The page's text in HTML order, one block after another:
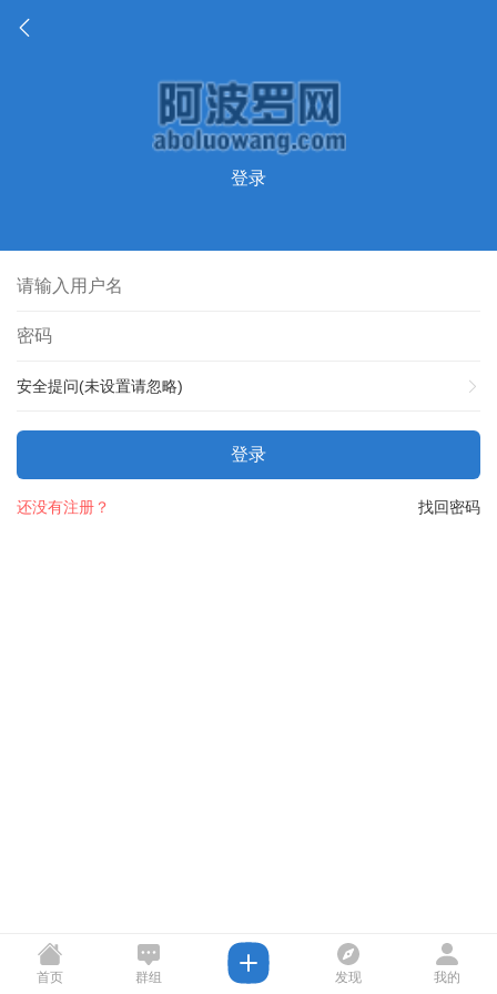
登录
安全提问(未设置请忽略)
登录
找回密码
还没有注册？
首页 群组 发现 我的